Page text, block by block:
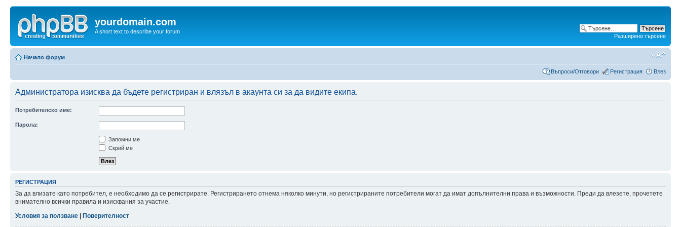
yourdomain.com
A short text to describe your forum
Разширено търсене
Начало форум
Въпроси/Отговори Регистрация Влез
Администратора изисква да бъдете регистриран и влязъл в акаунта си за да видите екипа.
Потребителско име:
Парола:
Запомни ме
Скрий ме
РЕГИСТРАЦИЯ
За да влизате като потребител, е необходимо да се регистрирате. Регистрирането отнема няколко минути, но регистрираните потребители могат да имат допълнителни права и възможности. Преди да влезете, прочетете
внимателно всички правила и изисквания за участие.
Условия за ползване
Поверителност